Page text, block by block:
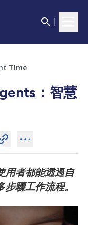
Time
：智慧
用者都能透過自
驟工作流程。